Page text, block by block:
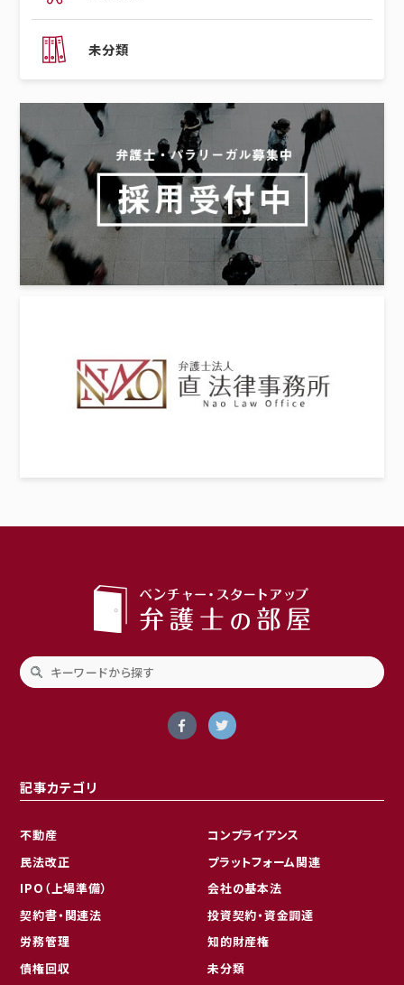
未分類
記事カテゴリ
不動産
コンプライアンス
民法改正
プラットフォーム関連
IPO（上場準備）
会社の基本法
契約書・関連法
投資契約・資金調達
労務管理
知的財産権
債権回収
未分類